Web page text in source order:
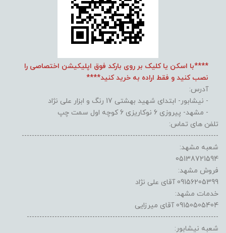
****با اسکن یا کلیک بر روی بارکد فوق اپلیکیشن اختصاصی را
نصب کنید و فقط اراده به خرید کنید****
آدرس:
- نیشابور- ابتدای شهید بهشتی 17 رنگ و ابزار علی نژاد
- مشهد- پیروزی 6 نوکاریزی 6 کوچه اول سمت چپ
تلفن های تماس:
------------------------------------------------------------------------------
شعبه مشهد:
05138721594
فروش مشهد:
09156205399 آقای علی نژاد
خدمات مشهد:
09150505404 آقای میرزایی
----------------------------------------------------------------------------
شعبه نیشابور: